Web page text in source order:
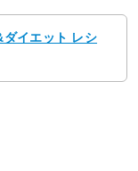
イエット レシ